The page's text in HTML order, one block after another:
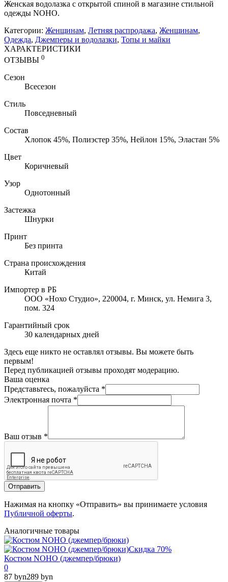
Женская водолазка с открытой спиной в магазине стильной
одежды NOHO.
Категории: Женщинам, Летняя распродажа, Женщинам,
Одежда, Джемперы и водолазки, Топы и майки
ХАРАКТЕРИСТИКИ
ОТЗЫВЫ 0
Сезон
Всесезон
Стиль
Повседневный
Состав
Хлопок 45%, Полиэстер 35%, Нейлон 15%, Эластан 5%
Цвет
Коричневый
Узор
Однотонный
Застежка
Шнурки
Принт
Без принта
Страна происхождения
Китай
Импортер в РБ
ООО «Нохо Студио», 220004, г. Минск, ул. Немига 3,
пом. 324
Гарантийный срок
30 календарных дней
Здесь еще никто не оставлял отзывы. Вы можете быть
первым!
Перед публикацией отзывы проходят модерацию.
Ваша оценка
Представьтесь, пожалуйста *
Электронная почта *
Ваш отзыв *
Отправить
Нажимая на кнопку «Отправить» вы принимаете условия
Публичной оферты.
Аналогичные товары
Скидка 70%
Костюм NOHO (джемпер/брюки)
0
87 byn289 byn